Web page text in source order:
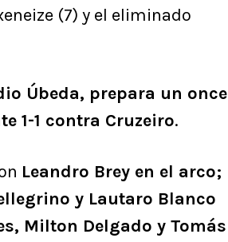
(7) y el eliminado
Úbeda, prepara un once
1-1 contra Cruzeiro.
Leandro Brey en el arco;
y Lautaro Blanco
Milton Delgado y Tomás